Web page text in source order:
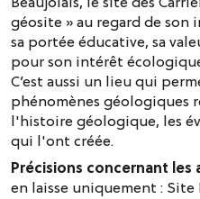
géosite » au regard de son
sa portée éducative, sa
pour son intérêt
C’est aussi un lieu qui
phénomènes géologiques
l'histoire géologique, les
qui l'ont créée.
Précisions concernant les
en laisse uniquement :